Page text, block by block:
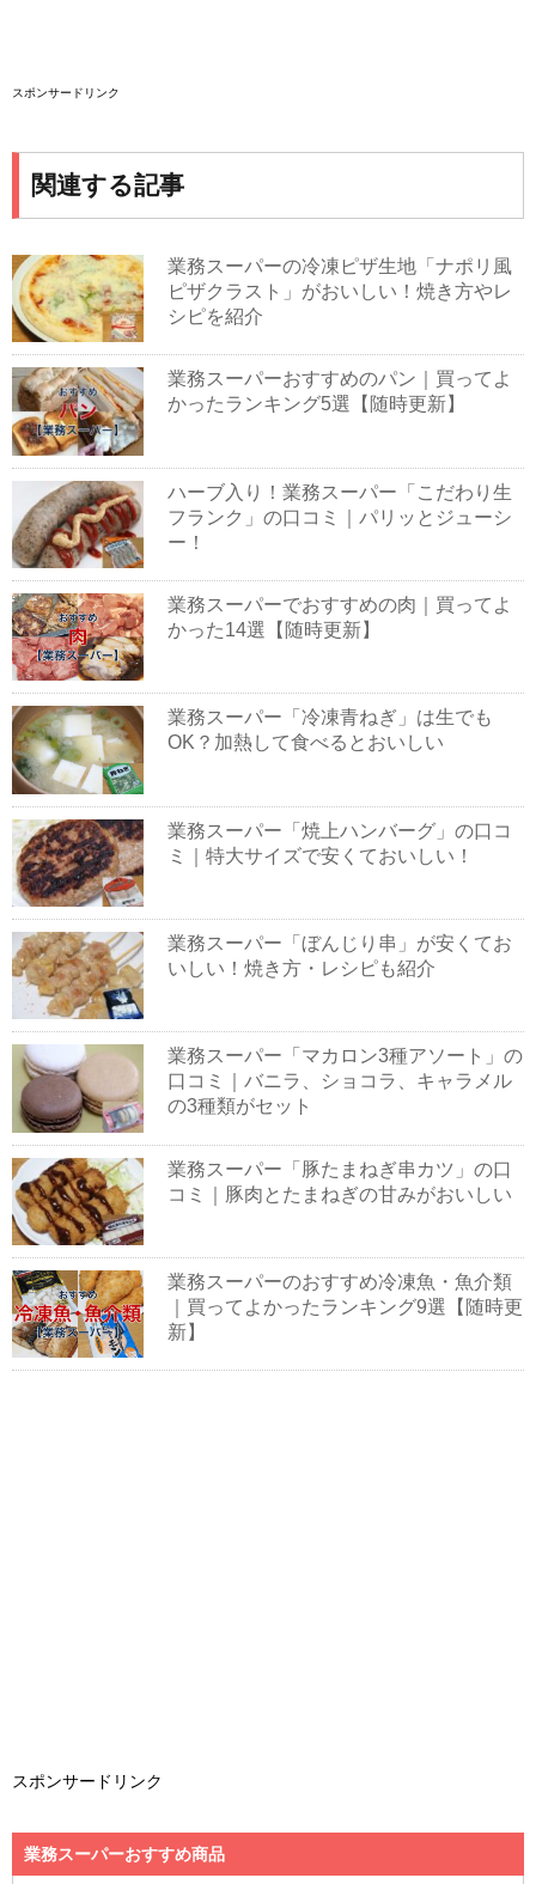
スポンサードリンク
関連する記事
業務スーパーの冷凍ピザ生地「ナポリ風
ピザクラスト」がおいしい！焼き方やレ
シピを紹介
業務スーパーおすすめのパン｜買ってよ
かったランキング5選【随時更新】
ハーブ入り！業務スーパー「こだわり生
フランク」の口コミ｜パリッとジューシ
ー！
業務スーパーでおすすめの肉｜買ってよ
かった14選【随時更新】
業務スーパー「冷凍青ねぎ」は生でも
OK？加熱して食べるとおいしい
業務スーパー「焼上ハンバーグ」の口コ
ミ｜特大サイズで安くておいしい！
業務スーパー「ぼんじり串」が安くてお
いしい！焼き方・レシピも紹介
業務スーパー「マカロン3種アソート」の
口コミ｜バニラ、ショコラ、キャラメル
の3種類がセット
業務スーパー「豚たまねぎ串カツ」の口
コミ｜豚肉とたまねぎの甘みがおいしい
業務スーパーのおすすめ冷凍魚・魚介類
｜買ってよかったランキング9選【随時更
新】
スポンサードリンク
業務スーパーおすすめ商品